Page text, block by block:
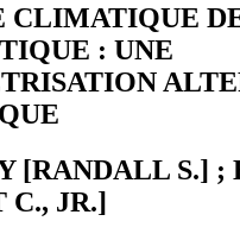
CLIMATIQUE
: UNE
[RANDALL S.] ;
C., JR.]